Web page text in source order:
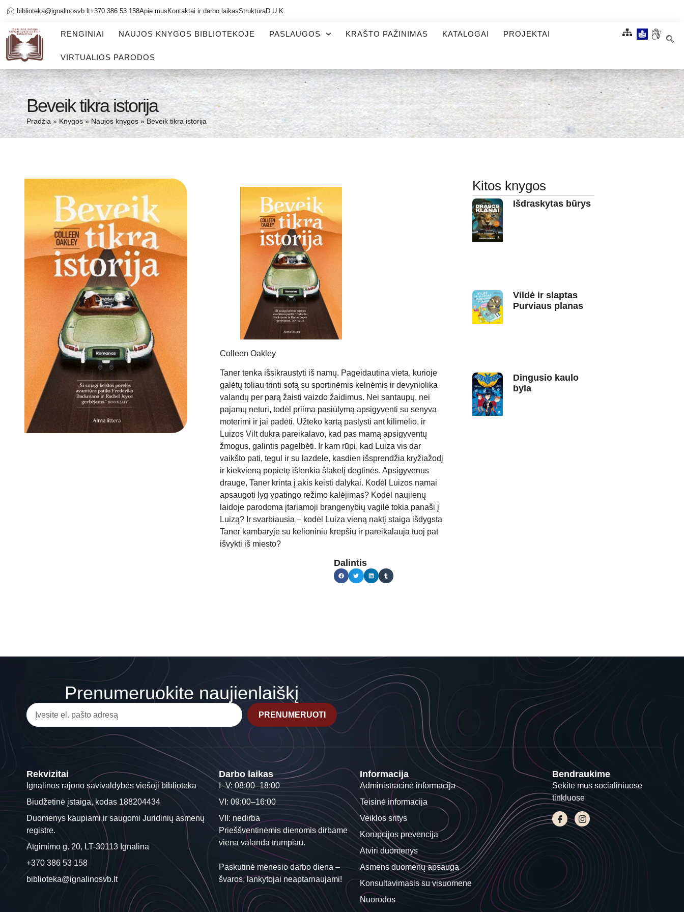
biblioteka@ignalinosvb.lt+370 386 53 158Apie mus Kontaktai ir darbo laikasStruktūraD.U.K
RENGINIAI NAUJOS KNYGOS BIBLIOTEKOJE PASLAUGOS KRAŠTO PAŽINIMAS KATALOGAI PROJEKTAI
VIRTUALIOS PARODOS
Beveik tikra istorija
Pradžia» Knygos» Naujos knygos » Beveik tikra istorija
Colleen Oakley
Taner tenka išsikraustyti iš namų. Pageidautina vieta, kurioje
galėtų toliau trinti sofą su sportinėmis kelnėmis ir devyniolika
valandų per parą žaisti vaizdo žaidimus. Nei santaupų, nei
pajamų neturi, todėl priima pasiūlymą apsigyventi su senyva
moterimi ir jai padėti. Užteko kartą paslysti ant kilimėlio, ir
Luizos Vilt dukra pareikalavo, kad pas mamą apsigyventų
žmogus, galintis pagelbėti. Ir kam rūpi, kad Luiza vis dar
vaikšto pati, tegul ir su lazdele, kasdien išsprendžia kryžiažodį
ir kiekvieną popietę išlenkia šlakelį degtinės. Apsigyvenus
drauge, Taner krinta į akis keisti dalykai. Kodėl Luizos namai
apsaugoti lyg ypatingo režimo kalėjimas? Kodėl naujienų
laidoje parodoma įtariamoji brangenybių vagilė tokia panaši į
Luizą? Ir svarbiausia – kodėl Luiza vieną naktį staiga išdygsta
Taner kambaryje su kelioniniu krepšiu ir pareikalauja tuoj pat
išvykti iš miesto?
Dalintis
Kitos knygos
Išdraskytas būrys
Vildė ir slaptas
Purviaus planas
Dingusio kaulo
byla
Prenumeruokite naujienlaiškį
PRENUMERUOTI
Rekvizitai
Ignalinos rajono savivaldybės viešoji biblioteka
Biudžetinė įstaiga, kodas 188204434
Duomenys kaupiami ir saugomi Juridinių asmenų
registre.
Atgimimo g. 20, LT-30113 Ignalina
+370 386 53 158
biblioteka@ignalinosvb.lt
Darbo laikas
I–V: 08:00–18:00
VI: 09:00–16:00
VII: nedirba
Prieššventinėmis dienomis dirbame
viena valanda trumpiau.
Paskutinė mėnesio darbo diena –
švaros, lankytojai neaptarnaujami!
Informacija
Administracinė informacija
Teisinė informacija
Veiklos sritys
Korupcijos prevencija
Atviri duomenys
Asmens duomenų apsauga
Konsultavimasis su visuomene
Nuorodos
Bendraukime
Sekite mus socialiniuose
tinkluose